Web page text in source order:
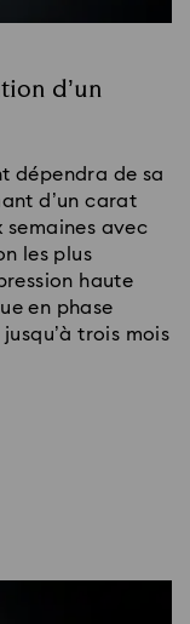
d’un
dépendra de sa
d’un carat
avec
les plus
haute
en phase
trois mois